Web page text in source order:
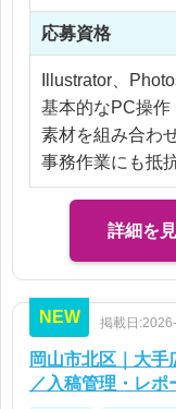
瀬戸内エリアを
戸内在住・瀬戸
大阪や東京に在
ている方もいます
大切なのは、地
を自分ごととし
テレビ局という
ビ番組ではなく
に挑戦してみま
また、アプリ内
選者への発送準
整サポートなど
アプリ開発やプ
営サポートを通
るポジションで
・テレビ局公式
・イベントPR用
・プレゼント企
応募資格
Illustrator、
基本的なPC操作
素材を組み合わ
事務作業にも抵
詳細を
NEW 掲載日
岡山市北区｜大手
／入稿管理・レポ